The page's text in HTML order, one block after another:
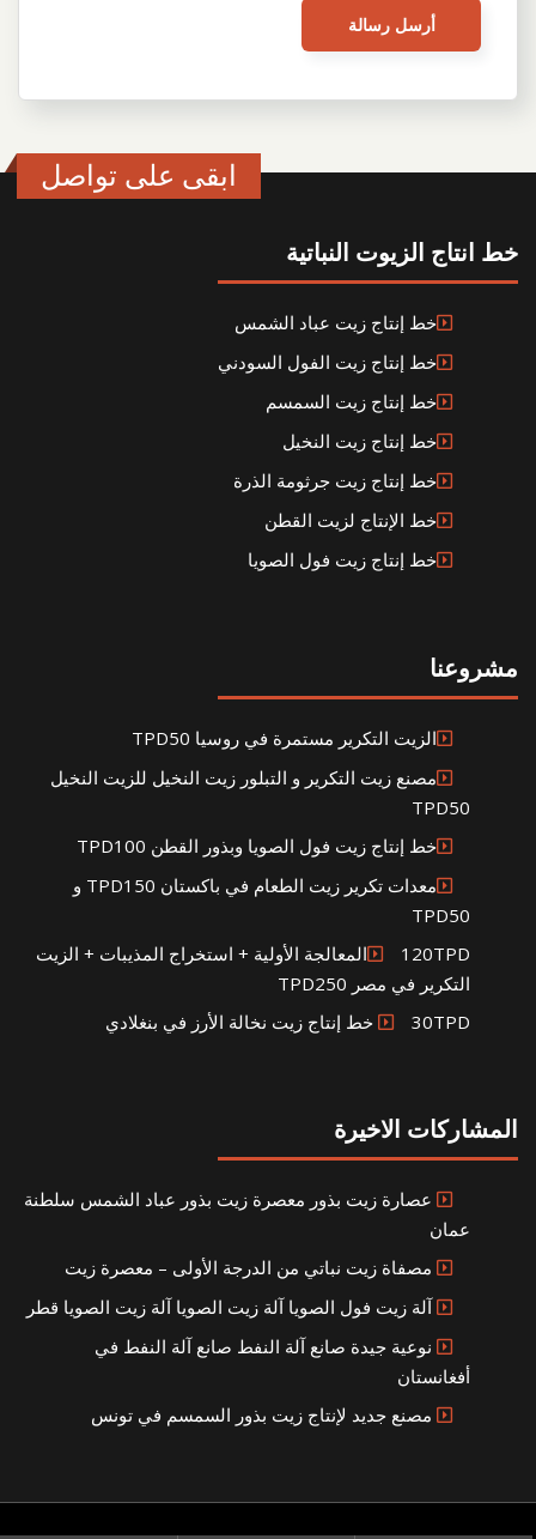
ابقى على تواصل
خط انتاج الزيوت النباتية
خط إنتاج زيت عباد الشمس
خط إنتاج زيت الفول السودني
خط إنتاج زيت السمسم
خط إنتاج زيت النخيل
خط إنتاج زيت جرثومة الذرة
خط الإنتاج لزيت القطن
خط إنتاج زيت فول الصويا
مشروعنا
الزيت التكرير مستمرة في روسيا TPD50
مصنع زيت التكرير و التبلور زيت النخيل للزيت النخيل
TPD50
خط إنتاج زيت فول الصويا وبذور القطن TPD100
معدات تكرير زيت الطعام في باكستان TPD150 و
TPD50
120TPDالمعالجة الأولية + استخراج المذيبات + الزيت
التكرير في مصر TPD250
30TPD خط إنتاج زيت نخالة الأرز في بنغلادي
المشاركات الاخيرة
عصارة زيت بذور معصرة زيت بذور عباد الشمس سلطنة
عمان
مصفاة زيت نباتي من الدرجة الأولى – معصرة زيت
آلة زيت فول الصويا آلة زيت الصويا آلة زيت الصويا قطر
نوعية جيدة صانع آلة النفط صانع آلة النفط في
أفغانستان
مصنع جديد لإنتاج زيت بذور السمسم في تونس